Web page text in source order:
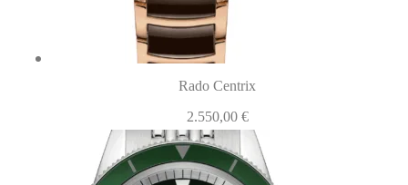
Rado Centrix
2.550,00 €